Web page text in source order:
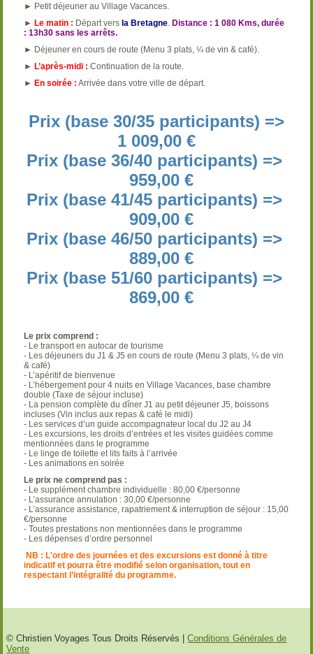
► Petit déjeuner au Village Vacances.
►Le matin : Départ versla Bretagne .Distance : 1 080 Kms, durée
: 13h30 sans les arrêts.
► Déjeuner en cours de route (Menu 3 plats, ¼ de vin & café).
► L’après-midi : Continuation de la route.
►En soirée : Arrivée dans votre ville de départ.
Prix (base 30/35 participants) =>
1 009,00 €
Prix (base 36/40 participants) =>
959,00 €
Prix (base 41/45 participants) =>
909,00 €
Prix (base 46/50 participants) =>
889,00 €
Prix (base 51/60 participants) =>
869,00 €
Le prix comprend :
- Le transport en autocar de tourisme
- Les déjeuners du J1 & J5 en cours de route (Menu 3 plats, ¼ de vin
& café)
- L’apéritif de bienvenue
- L’hébergement pour 4 nuits en Village Vacances, base chambre
double (Taxe de séjour incluse)
- La pension complète du dîner J1 au petit déjeuner J5, boissons
incluses (Vin inclus aux repas & café le midi)
- Les services d’un guide accompagnateur local du J2 au J4
- Les excursions, les droits d’entrées et les visites guidées comme
mentionnées dans le programme
- Le linge de toilette et lits faits à l’arrivée
- Les animations en soirée
Le prix ne comprend pas :
- Le supplément chambre individuelle : 80,00 €/personne
- L’assurance annulation : 30,00 €/personne
- L’assurance assistance, rapatriement & interruption de séjour : 15,00
€/personne
- Toutes prestations non mentionnées dans le programme
- Les dépenses d’ordre personnel
NB : L'ordre des journées et des excursions est donné à titre
indicatif et pourra être modifié selon organisation, tout en
respectant l’intégralité du programme.
© Christien Voyages Tous Droits Réservés |Conditions Générales de
Vente